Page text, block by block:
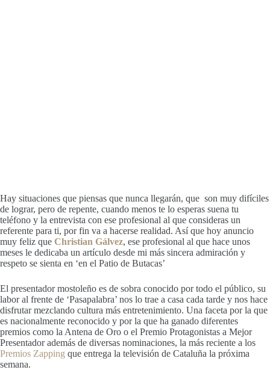
Hay situaciones que piensas que nunca llegarán, que son muy difíciles
de lograr, pero de repente, cuando menos te lo esperas suena tu
teléfono y la entrevista con ese profesional al que consideras un
referente para ti, por fin va a hacerse realidad. Así que hoy anuncio
muy feliz que Christian Gálvez, ese profesional al que hace unos
meses le dedicaba un artículo desde mi más sincera admiración y
respeto se sienta en ‘en el Patio de Butacas’
El presentador mostoleño es de sobra conocido por todo el público, su
labor al frente de ‘Pasapalabra’ nos lo trae a casa cada tarde y nos hace
disfrutar mezclando cultura más entretenimiento. Una faceta por la que
es nacionalmente reconocido y por la que ha ganado diferentes
premios como la Antena de Oro o el Premio Protagonistas a Mejor
Presentador además de diversas nominaciones, la más reciente a los
Premios Zapping que entrega la televisión de Cataluña la próxima
semana.